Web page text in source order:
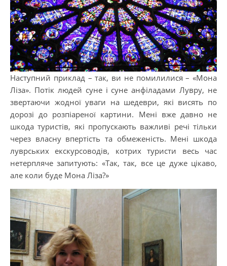
Наступний приклад – так, ви не помилилися – «Мона
Ліза». Потік людей суне і суне анфіладами Лувру, не
звертаючи жодної уваги на шедеври, які висять по
дорозі до розпіареної картини. Мені вже давно не
шкода туристів, які пропускають важливі речі тільки
через власну впертість та обмеженість. Мені шкода
луврських екскурсоводів, котрих туристи весь час
нетерпляче запитують: «Так, так, все це дуже цікаво,
але коли буде Мона Ліза?»